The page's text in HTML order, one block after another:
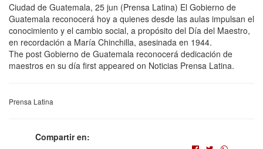
Ciudad de Guatemala, 25 jun (Prensa Latina) El Gobierno de
Guatemala reconocerá hoy a quienes desde las aulas impulsan el
conocimiento y el cambio social, a propósito del Día del Maestro,
en recordación a María Chinchilla, asesinada en 1944.
The post Gobierno de Guatemala reconocerá dedicación de
maestros en su día first appeared on Noticias Prensa Latina.
Prensa Latina
Compartir en: